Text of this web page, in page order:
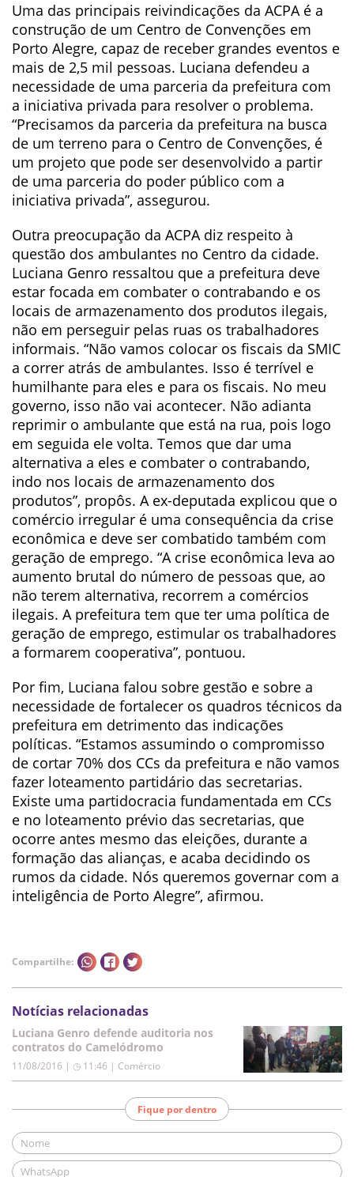
Uma das principais reivindicações da ACPA é a
construção de um Centro de Convenções em
Porto Alegre, capaz de receber grandes eventos e
mais de 2,5 mil pessoas. Luciana defendeu a
necessidade de uma parceria da prefeitura com
a iniciativa privada para resolver o problema.
“Precisamos da parceria da prefeitura na busca
de um terreno para o Centro de Convenções, é
um projeto que pode ser desenvolvido a partir
de uma parceria do poder público com a
iniciativa privada”, assegurou.
Outra preocupação da ACPA diz respeito à
questão dos ambulantes no Centro da cidade.
Luciana Genro ressaltou que a prefeitura deve
estar focada em combater o contrabando e os
locais de armazenamento dos produtos ilegais,
não em perseguir pelas ruas os trabalhadores
informais. “Não vamos colocar os fiscais da SMIC
a correr atrás de ambulantes. Isso é terrível e
humilhante para eles e para os fiscais. No meu
governo, isso não vai acontecer. Não adianta
reprimir o ambulante que está na rua, pois logo
em seguida ele volta. Temos que dar uma
alternativa a eles e combater o contrabando,
indo nos locais de armazenamento dos
produtos”, propôs. A ex-deputada explicou que o
comércio irregular é uma consequência da crise
econômica e deve ser combatido também com
geração de emprego. “A crise econômica leva ao
aumento brutal do número de pessoas que, ao
não terem alternativa, recorrem a comércios
ilegais. A prefeitura tem que ter uma política de
geração de emprego, estimular os trabalhadores
a formarem cooperativa”, pontuou.
Por fim, Luciana falou sobre gestão e sobre a
necessidade de fortalecer os quadros técnicos da
prefeitura em detrimento das indicações
políticas. “Estamos assumindo o compromisso
de cortar 70% dos CCs da prefeitura e não vamos
fazer loteamento partidário das secretarias.
Existe uma partidocracia fundamentada em CCs
e no loteamento prévio das secretarias, que
ocorre antes mesmo das eleições, durante a
formação das alianças, e acaba decidindo os
rumos da cidade. Nós queremos governar com a
inteligência de Porto Alegre”, afirmou.
Compartilhe:
Notícias relacionadas
Luciana Genro defende auditoria nos
contratos do Camelódromo
11/08/2016 | ◷ 11:46 | Comércio
Fique por dentro